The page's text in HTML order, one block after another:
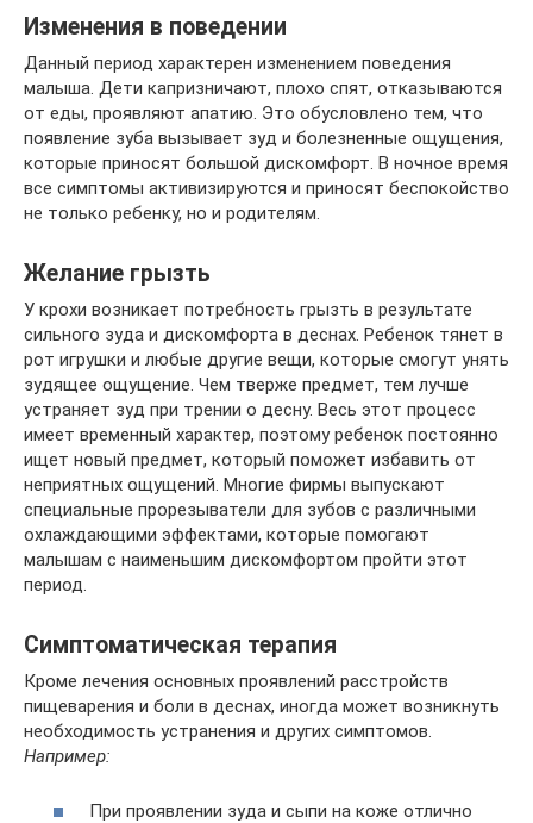
Изменения в поведении
Данный период характерен изменением поведения
малыша. Дети капризничают, плохо спят, отказываются
от еды, проявляют апатию. Это обусловлено тем, что
появление зуба вызывает зуд и болезненные ощущения,
которые приносят большой дискомфорт. В ночное время
все симптомы активизируются и приносят беспокойство
не только ребенку, но и родителям.
Желание грызть
У крохи возникает потребность грызть в результате
сильного зуда и дискомфорта в деснах. Ребенок тянет в
рот игрушки и любые другие вещи, которые смогут унять
зудящее ощущение. Чем тверже предмет, тем лучше
устраняет зуд при трении о десну. Весь этот процесс
имеет временный характер, поэтому ребенок постоянно
ищет новый предмет, который поможет избавить от
неприятных ощущений. Многие фирмы выпускают
специальные прорезыватели для зубов с различными
охлаждающими эффектами, которые помогают
малышам с наименьшим дискомфортом пройти этот
период.
Симптоматическая терапия
Кроме лечения основных проявлений расстройств
пищеварения и боли в деснах, иногда может возникнуть
необходимость устранения и других симптомов.
Например:
При проявлении зуда и сыпи на коже отлично